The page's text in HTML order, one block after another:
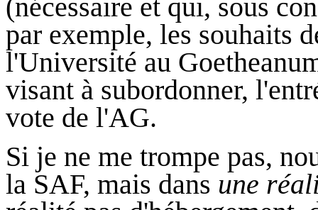
(nécessaire et qui, sous
par exemple, les souhaits
l'Université au
visant à subordonner,
vote de l'AG.
Si je ne me trompe pas,
la SAF, mais dans une